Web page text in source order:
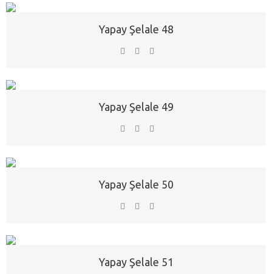
Yapay Şelale 48
Yapay Şelale 49
Yapay Şelale 50
Yapay Şelale 51